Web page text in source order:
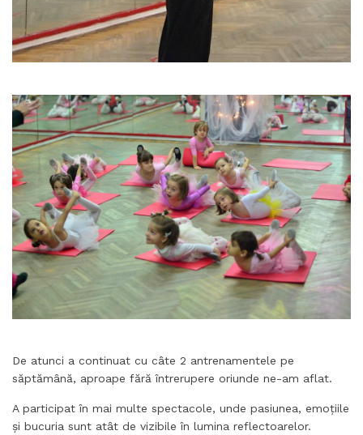
De atunci a continuat cu câte 2 antrenamentele pe
săptămână, aproape fără întrerupere oriunde ne-am aflat.
A participat în mai multe spectacole, unde pasiunea, emoțiile
și bucuria sunt atât de vizibile în lumina reflectoarelor.